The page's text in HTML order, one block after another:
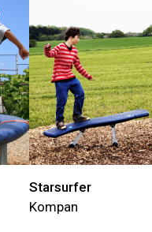
Starsurfer
Kompan